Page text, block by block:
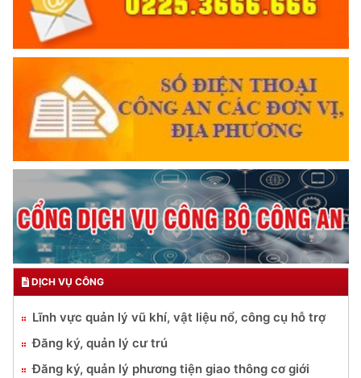
DỊCH VỤ CÔNG
Lĩnh vực quản lý vũ khí, vật liệu nổ, công cụ hỗ trợ
Đăng ký, quản lý cư trú
Đăng ký, quản lý phương tiện giao thông cơ giới